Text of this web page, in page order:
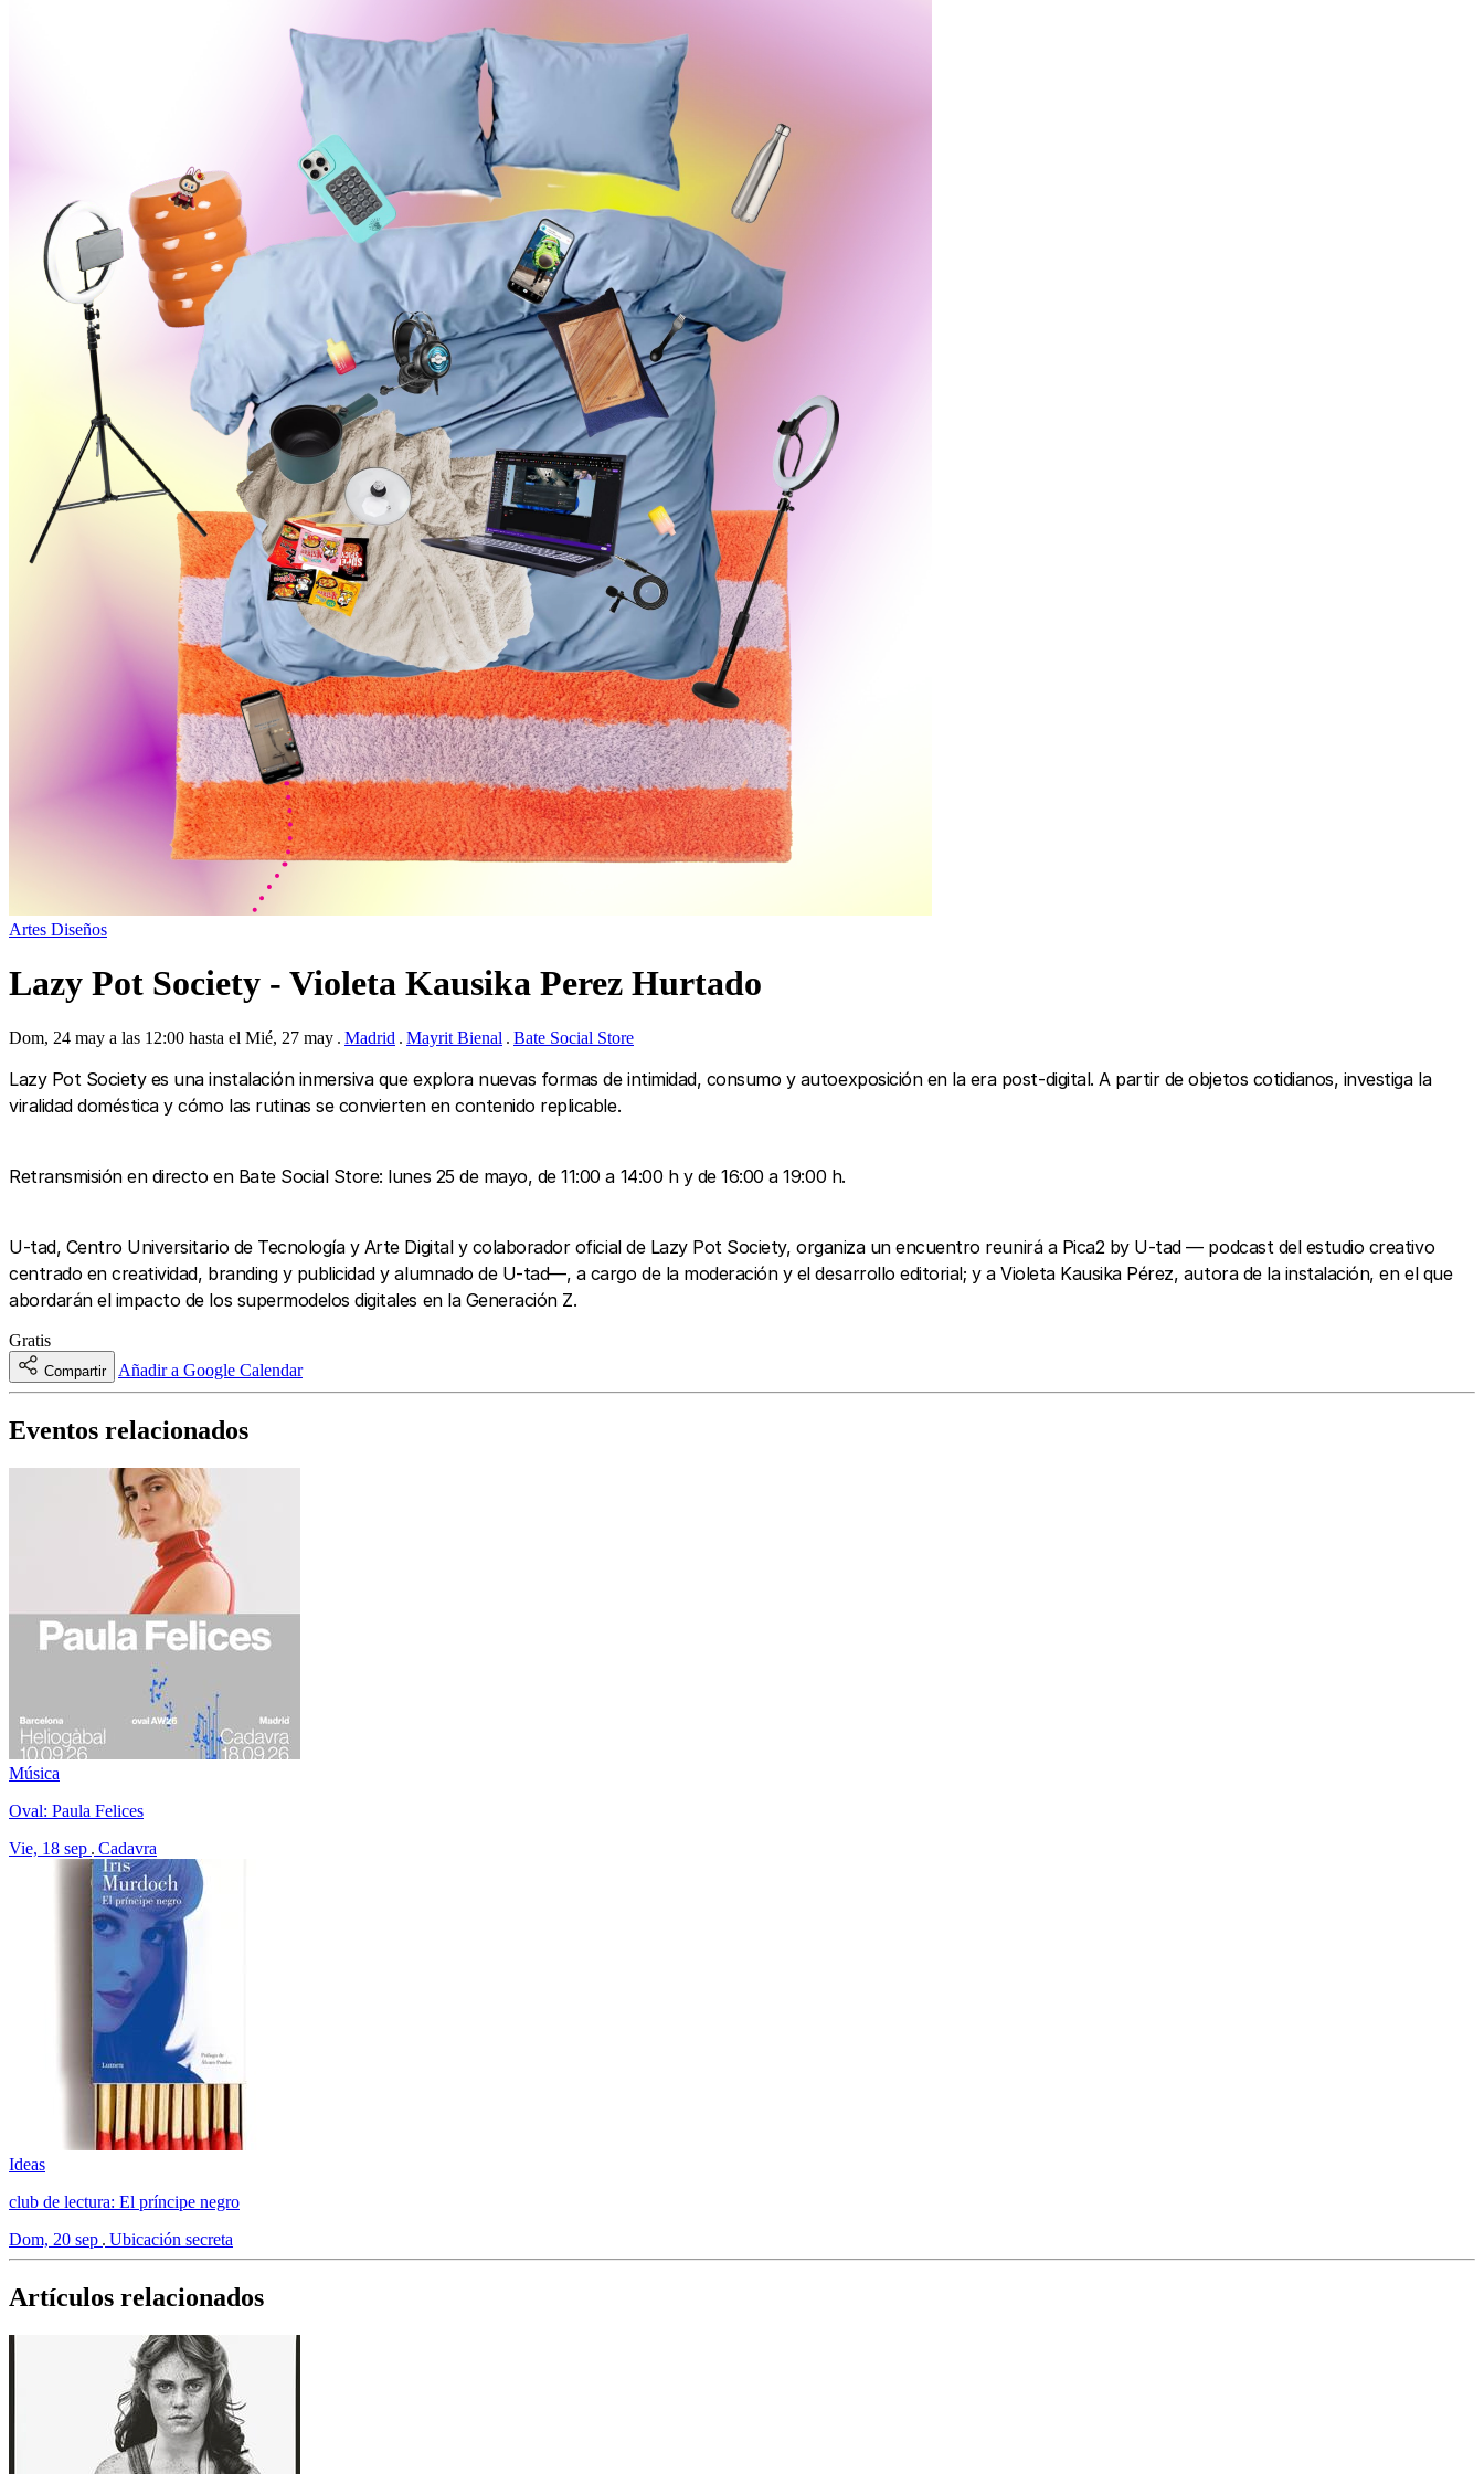
Artes Diseños
Lazy Pot Society - Violeta Kausika Perez Hurtado
Dom, 24 may a las 12:00 hasta el Mié, 27 may Madrid Mayrit Bienal Bate Social Store
Lazy Pot Society es una instalación inmersiva que explora nuevas formas de intimidad, consumo y autoexposición en la era post-digital. A partir de objetos cotidianos, investiga la
viralidad doméstica y cómo las rutinas se convierten en contenido replicable.
Retransmisión en directo en Bate Social Store: lunes 25 de mayo, de 11:00 a 14:00 h y de 16:00 a 19:00 h.
U-tad, Centro Universitario de Tecnología y Arte Digital y colaborador oficial de Lazy Pot Society, organiza un encuentro reunirá a Pica2 by U-tad — podcast del estudio creativo
centrado en creatividad, branding y publicidad y alumnado de U-tad—, a cargo de la moderación y el desarrollo editorial; y a Violeta Kausika Pérez, autora de la instalación, en el que
abordarán el impacto de los supermodelos digitales en la Generación Z.
Gratis
Compartir Añadir a Google Calendar
Eventos relacionados
Música
Oval: Paula Felices
Vie, 18 sep Cadavra
Ideas
club de lectura: El príncipe negro
Dom, 20 sep Ubicación secreta
Artículos relacionados